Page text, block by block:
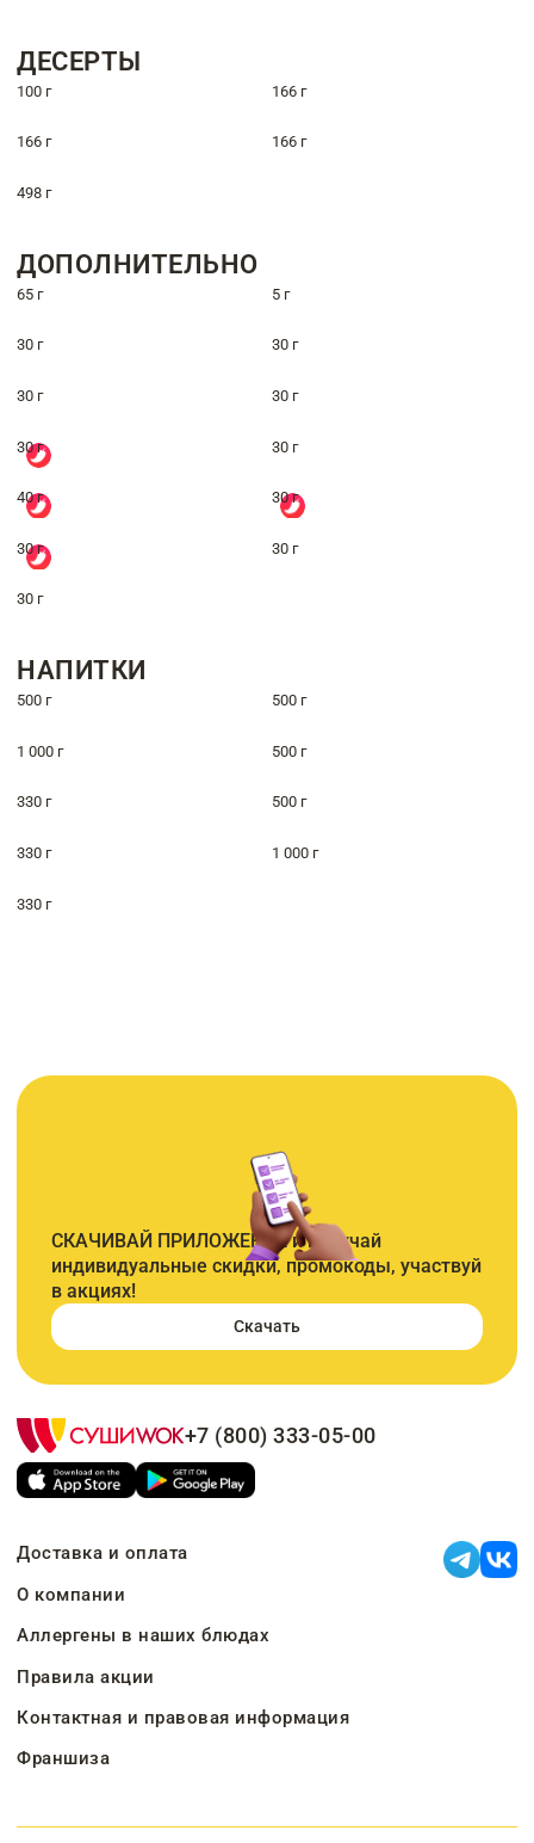
ДЕСЕРТЫ
100 г 166 г
166 г 166 г
498 г
ДОПОЛНИТЕЛЬНО
65 г 5 г
30 г 30 г
30 г 30 г
30 г 30 г
40 г 30 г
30 г 30 г
30 г
НАПИТКИ
500 г 500 г
1 000 г 500 г
330 г 500 г
330 г 1 000 г
330 г
СКАЧИВАЙ ПРИЛОЖЕНИЕ и получай
индивидуальные скидки, промокоды, участвуй
в акциях!
Скачать
+7 (800) 333-05-00
Доставка и оплата
О компании
Аллергены в наших блюдах
Правила акции
Контактная и правовая информация
Франшиза